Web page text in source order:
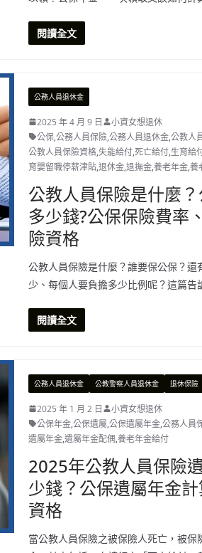
閱讀全文
公務人員退休金
2025 年 4 月 9 日
小資女想退休
公保,公務人員保險,公務人員退休金,公教人
公教人員保險資格,失能給付,死亡給付,生育給
育嬰留職停薪津貼,退休金,退撫金,養老年金,養
公教人員保險是什麼
多少錢?公保保險費率
險資格
公教人員保險是什麼？誰要保公保？還
少、每個人要負擔多少比例呢？這篇告
閱讀全文
公務人員退休金 公教警察人員退休金 退休保險
2025 年 1 月 2 日
小資女想退休
公保年金,公保遺屬,公保遺屬年金,公務人員
遺屬年金,遺屬年金配偶,養老年金給付
2025年公教人員保險
少錢？公保遺屬年金
資格
當公教人員保險之被保險人死亡，被保